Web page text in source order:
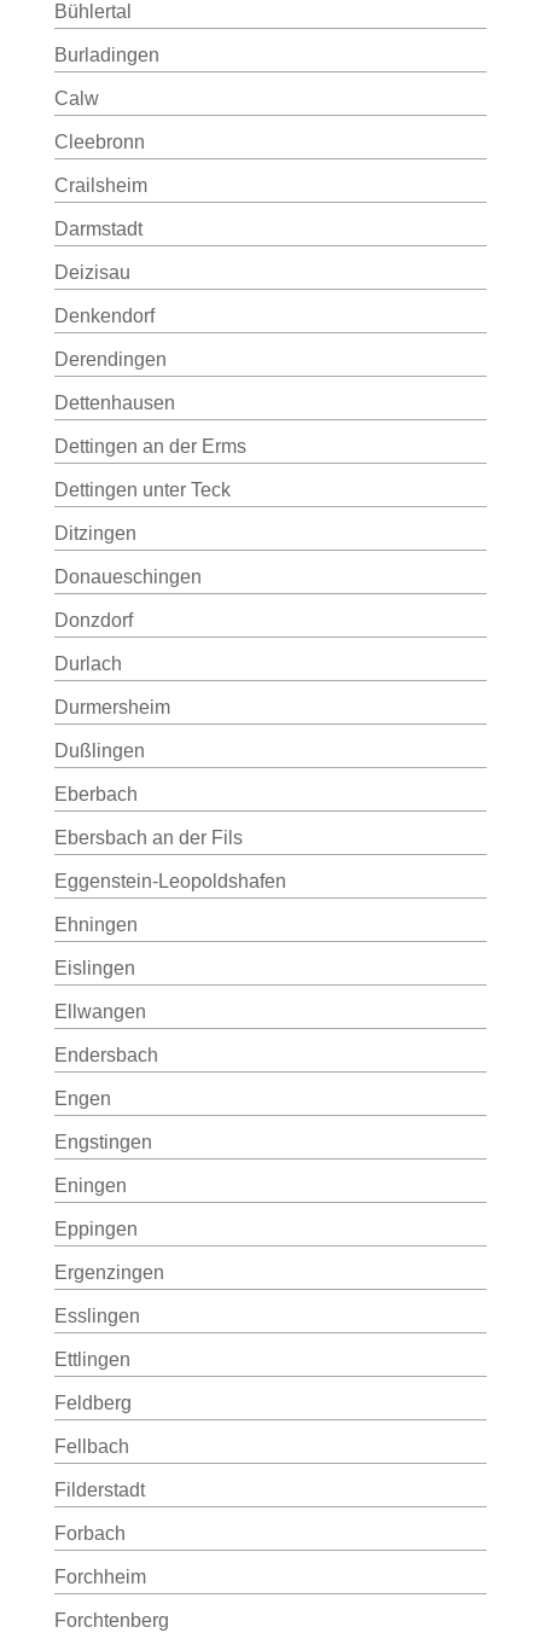
Bühlertal
Burladingen
Calw
Cleebronn
Crailsheim
Darmstadt
Deizisau
Denkendorf
Derendingen
Dettenhausen
Dettingen an der Erms
Dettingen unter Teck
Ditzingen
Donaueschingen
Donzdorf
Durlach
Durmersheim
Dußlingen
Eberbach
Ebersbach an der Fils
Eggenstein-Leopoldshafen
Ehningen
Eislingen
Ellwangen
Endersbach
Engen
Engstingen
Eningen
Eppingen
Ergenzingen
Esslingen
Ettlingen
Feldberg
Fellbach
Filderstadt
Forbach
Forchheim
Forchtenberg